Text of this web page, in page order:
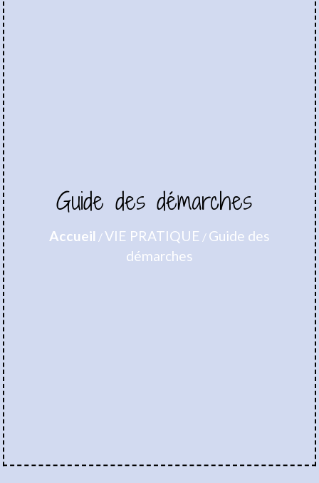
Guide des démarches
Accueil /VIE PRATIQUE / Guide des
démarches